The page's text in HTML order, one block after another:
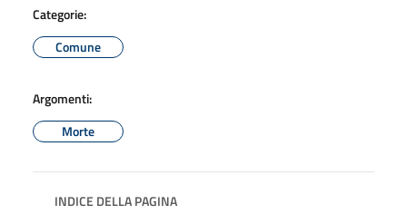
Categorie:
Comune
Argomenti:
Morte
INDICE DELLA PAGINA